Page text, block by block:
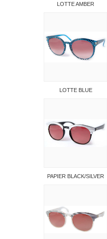
LOTTE AMBER
LOTTE BLUE
PAPIER BLACK/SILVER